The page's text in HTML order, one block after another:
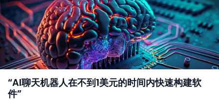
“AI聊天机器人在不到1美元的时间内快速构建软
件”